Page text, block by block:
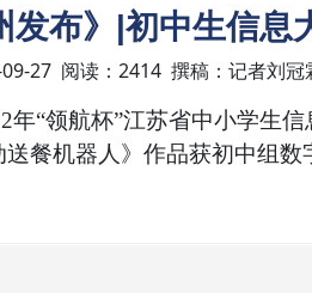
发布》|初中生信息
09-27 阅读：2414 撰稿：记者刘
“领航杯”江苏省中小学生
餐机器人》作品获初中组数